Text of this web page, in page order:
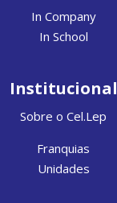
In Company
In School
Institucional
Sobre o Cel.Lep
Franquias
Unidades